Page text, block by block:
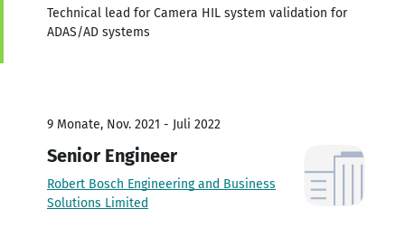
Technical lead for Camera HIL system validation for
ADAS/AD systems
9 Monate, Nov. 2021 - Juli 2022
Senior Engineer
Robert Bosch Engineering and Business
Solutions Limited